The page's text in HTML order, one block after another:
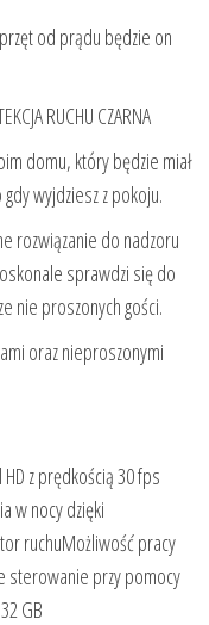
od prądu będzie on
RUCHU CZARNA
domu, który będzie miał
wyjdziesz z pokoju.
rozwiązanie do nadzoru
sprawdzi się do
nie proszonych gości.
oraz nieproszonymi
z prędkością 30 fps
w nocy dzięki
ruchuMożliwość pracy
sterowanie przy pomocy
GB